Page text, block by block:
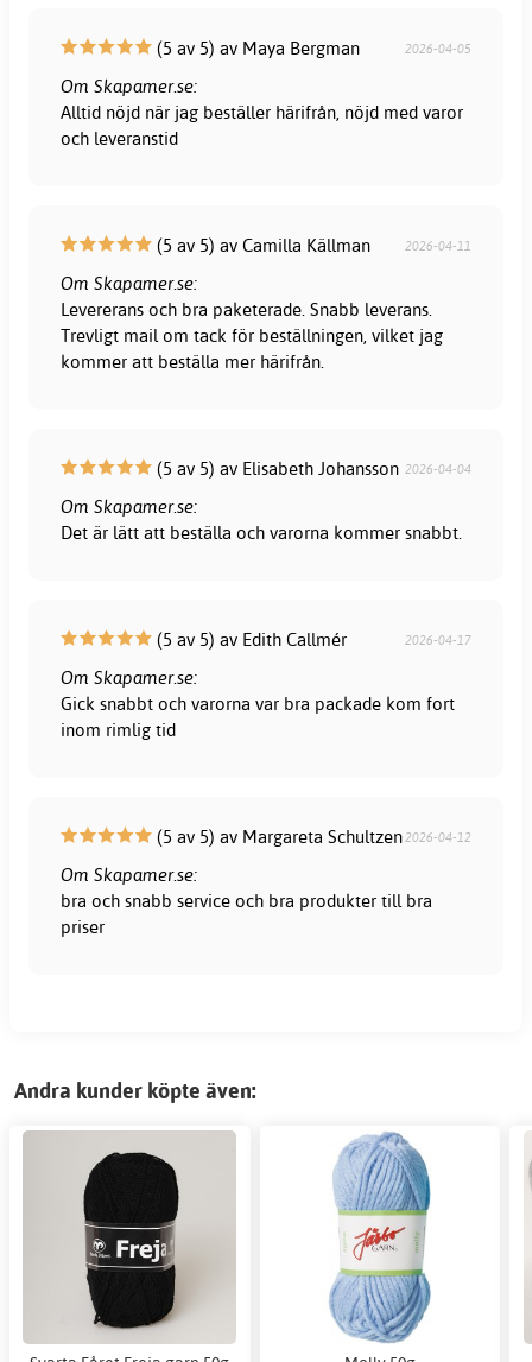
(5 av 5) av Maya Bergman 2026-04-05
Om Skapamer.se:
Alltid nöjd när jag beställer härifrån, nöjd med varor
och leveranstid
(5 av 5) av Camilla Källman 2026-04-11
Om Skapamer.se:
Levererans och bra paketerade. Snabb leverans.
Trevligt mail om tack för beställningen, vilket jag
kommer att beställa mer härifrån.
(5 av 5) av Elisabeth Johansson 2026-04-04
Om Skapamer.se:
Det är lätt att beställa och varorna kommer snabbt.
(5 av 5) av Edith Callmér 2026-04-17
Om Skapamer.se:
Gick snabbt och varorna var bra packade kom fort
inom rimlig tid
(5 av 5) av Margareta Schultzen2026-04-12
Om Skapamer.se:
bra och snabb service och bra produkter till bra
priser
Andra kunder köpte även: